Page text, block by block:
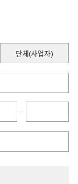
단체(사업자)
−